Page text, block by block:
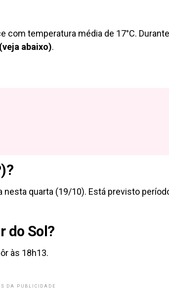
com temperatura média de 17°C.
(veja abaixo).
nesta quarta (19/10). Está previsto
do Sol?
às 18h13.
DA PUBLICIDADE